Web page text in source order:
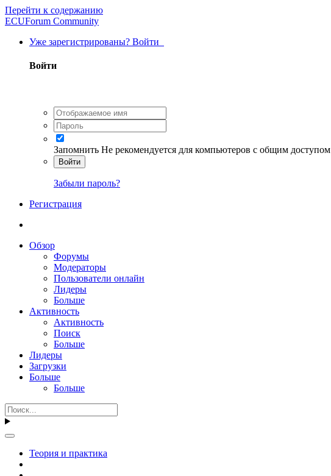
Перейти к содержанию
ECUForum Community
Уже зарегистрированы? Войти
Войти
Запомнить Не рекомендуется для компьютеров с общим доступом
Войти
Забыли пароль?
Регистрация
Обзор
Форумы
Модераторы
Пользователи онлайн
Лидеры
Больше
Активность
Активность
Поиск
Больше
Лидеры
Загрузки
Больше
Больше
Теория и практика